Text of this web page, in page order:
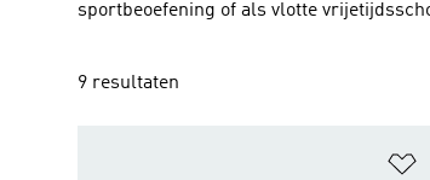
sportbeoefening of als vlotte
9 resultaten